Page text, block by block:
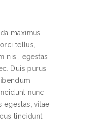
maximus
tellus,
nisi, egestas
Duis purus
nunc
egestas, vitae
tincidunt